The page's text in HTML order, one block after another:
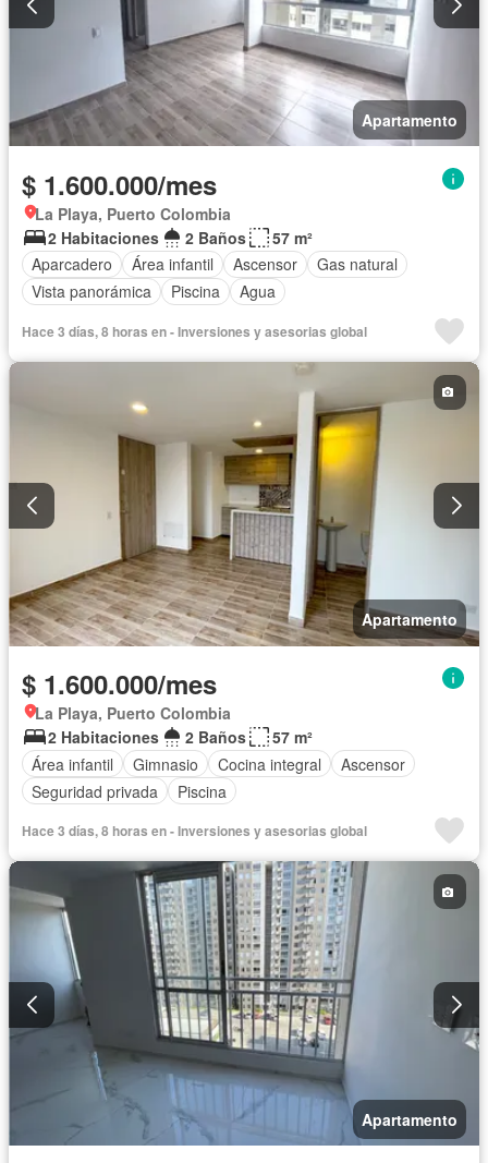
Apartamento
$ 1.600.000/mes
La Playa, Puerto Colombia
2 Habitaciones
2 Baños
57 m²
Aparcadero
Área infantil Ascensor
Gas natural
Vista panorámica
Piscina Agua
Hace 3 días, 8 horas en - Inversiones y asesorias global
Apartamento
$ 1.600.000/mes
La Playa, Puerto Colombia
2 Habitaciones
2 Baños
57 m²
Área infantil
Gimnasio Cocina integral
Ascensor
Seguridad privada
Piscina
Hace 3 días, 8 horas en - Inversiones y asesorias global
Apartamento